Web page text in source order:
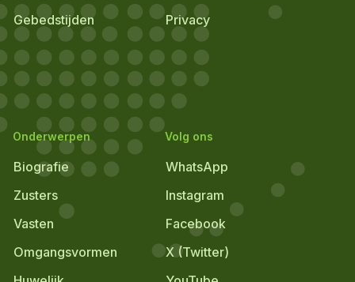
Gebedstijden
Privacy
Onderwerpen
Biografie
Zusters
Vasten
Omgangsvormen
Volg ons
WhatsApp
Instagram
Facebook
X (Twitter)